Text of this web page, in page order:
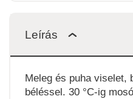
Leírás
Meleg és puha viselet,
béléssel. 30 °C-ig